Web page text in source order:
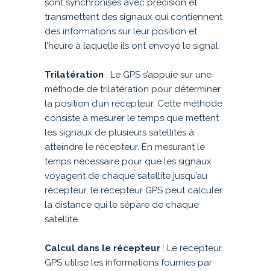
sont synchronisés avec précision et
transmettent des signaux qui contiennent
des informations sur leur position et
l’heure à laquelle ils ont envoyé le signal.
Trilatération : Le GPS s’appuie sur une
méthode de trilatération pour déterminer
la position d’un récepteur. Cette méthode
consiste à mesurer le temps que mettent
les signaux de plusieurs satellites à
atteindre le récepteur. En mesurant le
temps nécessaire pour que les signaux
voyagent de chaque satellite jusqu’au
récepteur, le récepteur GPS peut calculer
la distance qui le sépare de chaque
satellite.
Calcul dans le récepteur : Le récepteur
GPS utilise les informations fournies par